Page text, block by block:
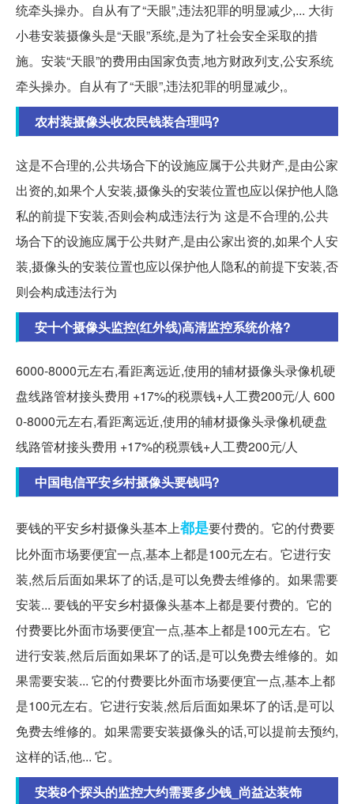
统牵头操办。自从有了“天眼”,违法犯罪的明显减少,... 大街
小巷安装摄像头是“天眼”系统,是为了社会安全采取的措
施。安装“天眼”的费用由国家负责,地方财政列支,公安系统
牵头操办。自从有了“天眼”,违法犯罪的明显减少,。
农村装摄像头收农民钱装合理吗?
这是不合理的,公共场合下的设施应属于公共财产,是由公家
出资的,如果个人安装,摄像头的安装位置也应以保护他人隐
私的前提下安装,否则会构成违法行为 这是不合理的,公共
场合下的设施应属于公共财产,是由公家出资的,如果个人安
装,摄像头的安装位置也应以保护他人隐私的前提下安装,否
则会构成违法行为
安十个摄像头监控(红外线)高清监控系统价格?
6000-8000元左右,看距离远近,使用的辅材摄像头录像机硬
盘线路管材接头费用 +17%的税票钱+人工费200元/人 600
0-8000元左右,看距离远近,使用的辅材摄像头录像机硬盘
线路管材接头费用 +17%的税票钱+人工费200元/人
中国电信平安乡村摄像头要钱吗?
要钱的平安乡村摄像头基本上都是要付费的。它的付费要
比外面市场要便宜一点,基本上都是100元左右。它进行安
装,然后后面如果坏了的话,是可以免费去维修的。如果需要
安装... 要钱的平安乡村摄像头基本上都是要付费的。它的
付费要比外面市场要便宜一点,基本上都是100元左右。它
进行安装,然后后面如果坏了的话,是可以免费去维修的。如
果需要安装... 它的付费要比外面市场要便宜一点,基本上都
是100元左右。它进行安装,然后后面如果坏了的话,是可以
免费去维修的。如果需要安装摄像头的话,可以提前去预约,
这样的话,他... 它。
安装8个探头的监控大约需要多少钱_尚益达装饰